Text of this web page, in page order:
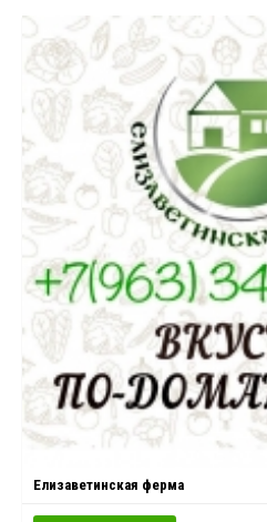
Елизаветинская ферма